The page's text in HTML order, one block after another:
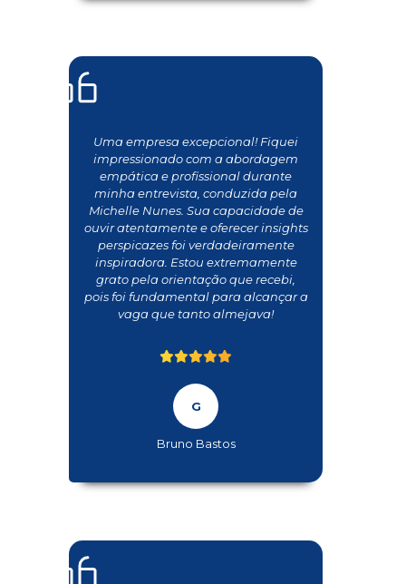
Uma empresa excepcional! Fiquei
impressionado com a abordagem
empática e profissional durante
minha entrevista, conduzida pela
Michelle Nunes. Sua capacidade de
ouvir atentamente e oferecer insights
perspicazes foi verdadeiramente
inspiradora. Estou extremamente
grato pela orientação que recebi,
pois foi fundamental para alcançar a
vaga que tanto almejava!
Bruno Bastos